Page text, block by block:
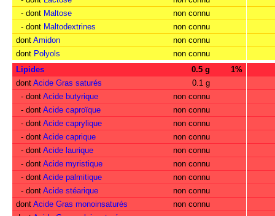
- dont Maltose
non connu
- dont Maltodextrines
non connu
dont Amidon
non connu
dont Polyols
non connu
Lipides
0.5 g
1%
dont Acide Gras saturés
0.1 g
- dont Acide butyrique
non connu
- dont Acide caproïque
non connu
- dont Acide caprylique
non connu
- dont Acide caprique
non connu
- dont Acide laurique
non connu
- dont Acide myristique
non connu
- dont Acide palmitique
non connu
- dont Acide stéarique
non connu
dont Acide Gras monoinsaturés
non connu